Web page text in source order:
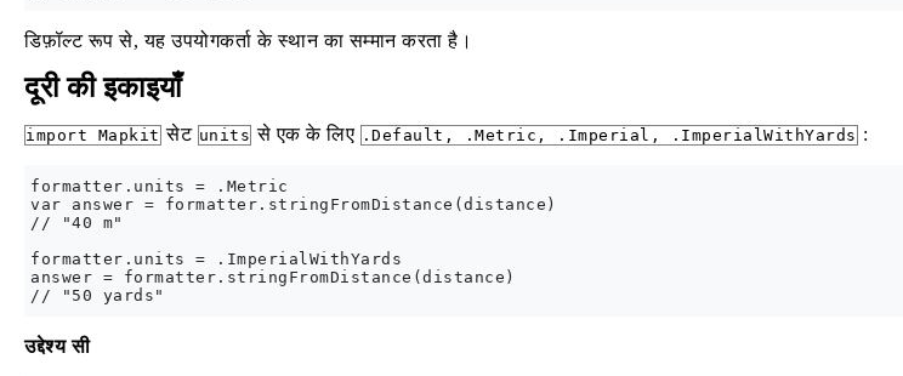
डिफ़ॉल्ट रूप से, यह उपयोगकर्ता के स्थान का सम्मान करता है।
दूरी की इकाइयाँ
import Mapkit सेट units से एक के लिए .Default, .Metric, .Imperial, .ImperialWithYards :
formatter.units = .Metric
var answer = formatter.stringFromDistance(distance)
// "40 m"
formatter.units = .ImperialWithYards
answer = formatter.stringFromDistance(distance)
उद्देश्य सी